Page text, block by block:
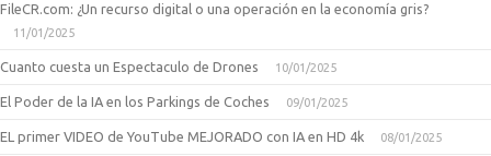
FileCR.com: ¿Un recurso digital o una operación en la economía gris?
11/01/2025
Cuanto cuesta un Espectaculo de Drones 10/01/2025
El Poder de la IA en los Parkings de Coches 09/01/2025
EL primer VIDEO de YouTube MEJORADO con IA en HD 4k 08/01/2025